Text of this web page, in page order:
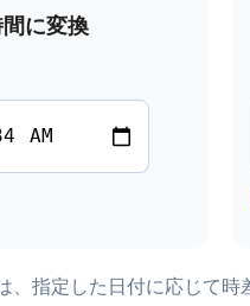
に変換
指定した日付に応じて時